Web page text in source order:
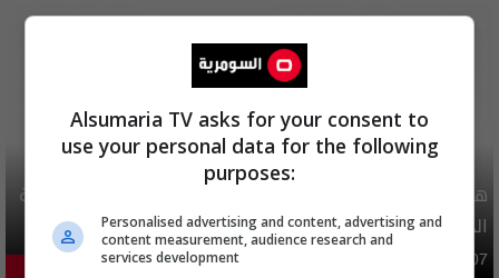
هيئة الحج تصدر قرارا يخص "لم الشمل" وتعديل استمارة قرعة
الحج
25.1% 06:40 | 2026-08-07
Alsumaria TV asks for your consent to
use your personal data for the following
purposes:
Personalised advertising and content, advertising and
content measurement, audience research and
services development